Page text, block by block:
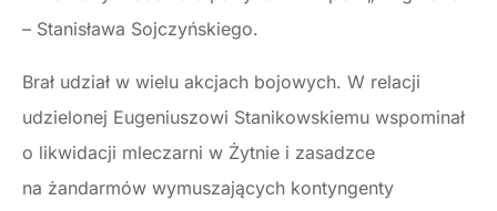
– Stanisława Sojczyńskiego.
Brał udział w wielu akcjach bojowych. W relacji
udzielonej Eugeniuszowi Stanikowskiemu wspominał
o likwidacji mleczarni w Żytnie i zasadzce
na żandarmów wymuszających kontyngenty